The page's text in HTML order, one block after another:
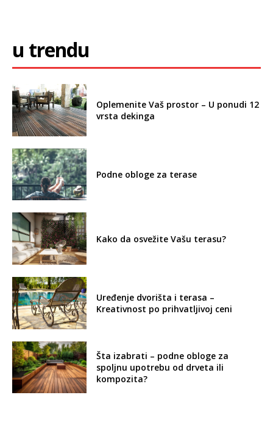
u trendu
Oplemenite Vaš prostor – U ponudi 12
vrsta dekinga
Podne obloge za terase
Kako da osvežite Vašu terasu?
Uređenje dvorišta i terasa –
Kreativnost po prihvatljivoj ceni
Šta izabrati – podne obloge za
spoljnu upotrebu od drveta ili
kompozita?